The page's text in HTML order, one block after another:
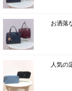
お洒落
人気の